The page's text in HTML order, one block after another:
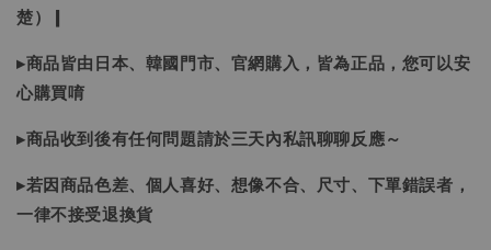
楚）❙
▸商品皆由日本、韓國門市、官網購入，皆為正品，您可以安
心購買唷
▸商品收到後有任何問題請於三天內私訊聊聊反應～
▸若因商品色差、個人喜好、想像不合、尺寸、下單錯誤者，
一律不接受退換貨